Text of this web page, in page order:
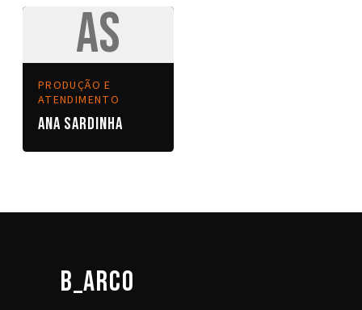
AS
PRODUÇÃO E
ATENDIMENTO
Ana Sardinha
b_arco